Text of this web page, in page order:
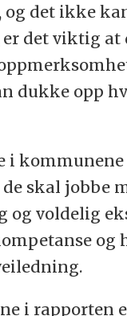
og det ikke
er det viktig at
dukke opp
i
skal jobbe
og voldelig
og
i rapporten